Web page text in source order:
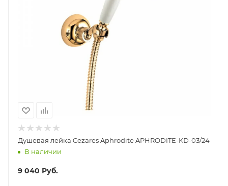
Душевая лейка Cezares Aphrodite APHRODITE-KD-03/24
В наличии
9 040 Руб.